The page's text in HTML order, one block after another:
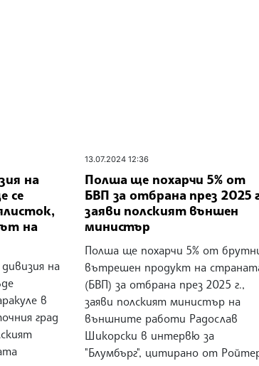
на
се
на
на
в
град
13.07.2024 12:36
Полша ще похарчи 5% от
БВП за отбрана през 2025
заяви полският външен
министър
Полша ще похарчи 5% от
вътрешен продукт на
(БВП) за отбрана през 2025 г.,
заяви полският министър на
външните работи Радослав
Шикорски в интервю за
"Блумбърг", цитирано от